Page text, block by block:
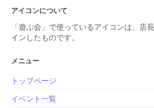
アイコンについて
「遊ぶ会」で使っているアイコンは、店
インしたものです。
メニュー
トップページ
イベント一覧